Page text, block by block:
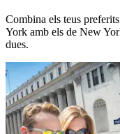
Combina els teus
York amb els de New
dues.